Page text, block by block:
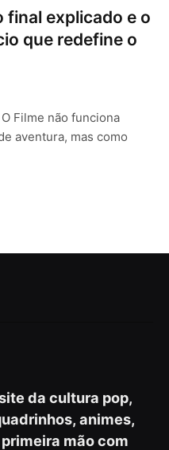
final explicado e o
que redefine o
Filme não funciona
aventura, mas como
da cultura pop,
animes,
mão com